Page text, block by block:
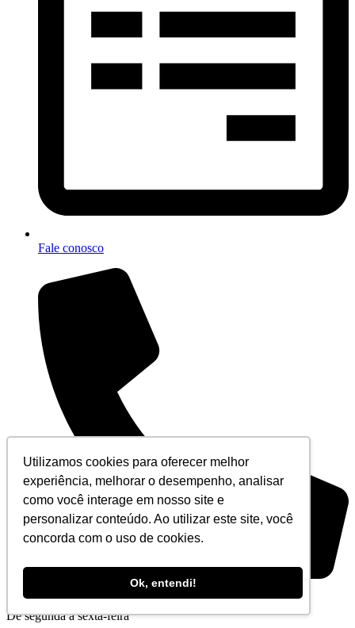
Utilizamos cookies para oferecer melhor
experiência, melhorar o desempenho, analisar
como você interage em nosso site e
personalizar conteúdo. Ao utilizar este site, você
concorda com o uso de cookies.
Ok, entendi!
Fale conosco
+55 (21) 3194-5555
De segunda à sexta-feira